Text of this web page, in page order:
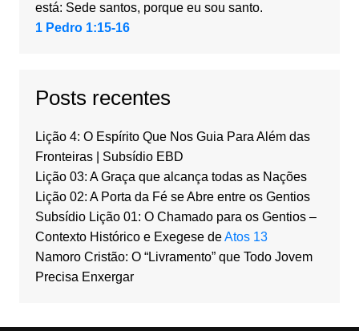
está: Sede santos, porque eu sou santo.
1 Pedro 1:15-16
Posts recentes
Lição 4: O Espírito Que Nos Guia Para Além das
Fronteiras | Subsídio EBD
Lição 03: A Graça que alcança todas as Nações
Lição 02: A Porta da Fé se Abre entre os Gentios
Subsídio Lição 01: O Chamado para os Gentios –
Contexto Histórico e Exegese deAtos 13
Namoro Cristão: O “Livramento” que Todo Jovem
Precisa Enxergar